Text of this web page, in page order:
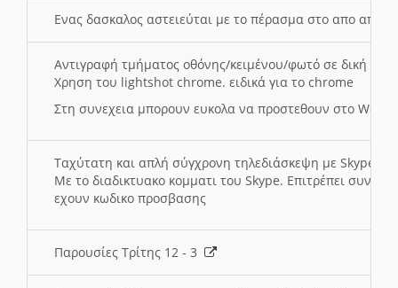
Ενας δασκαλος αστειεύται με το πέρασμα στο απο
Αντιγραφή τμήματος οθόνης/κειμένου/φωτό σε δική
Χρηση του lightshot chrome. ειδικά για το chrome
Στη συνεχεια μπορουν ευκολα να προστεθουν στο Word
Ταχύτατη και απλή σύγχρονη τηλεδιάσκεψη με Skype
Με το διαδικτυακο κομματι του Skype. Επιτρέπει
εχουν κωδικο προσβασης
Παρουσίες Τρίτης 12 - 3